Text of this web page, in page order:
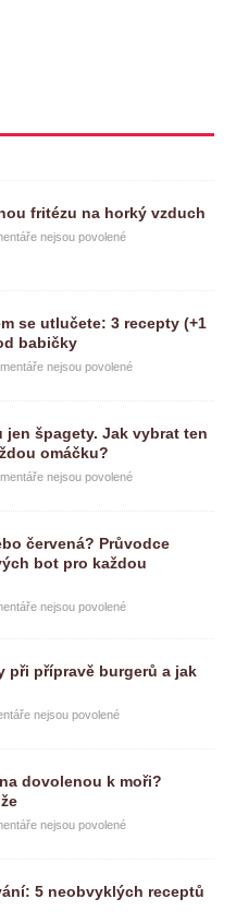
fritézu na horký vzduch
nejsou povolené
se utlučete: 3 recepty (+1
babičky
nejsou povolené
špagety. Jak vybrat ten
omáčku?
nejsou povolené
červená? Průvodce
bot pro každou
nejsou povolené
při přípravě burgerů a jak
nejsou povolené
dovolenou k moři?
nejsou povolené
5 neobvyklých receptů